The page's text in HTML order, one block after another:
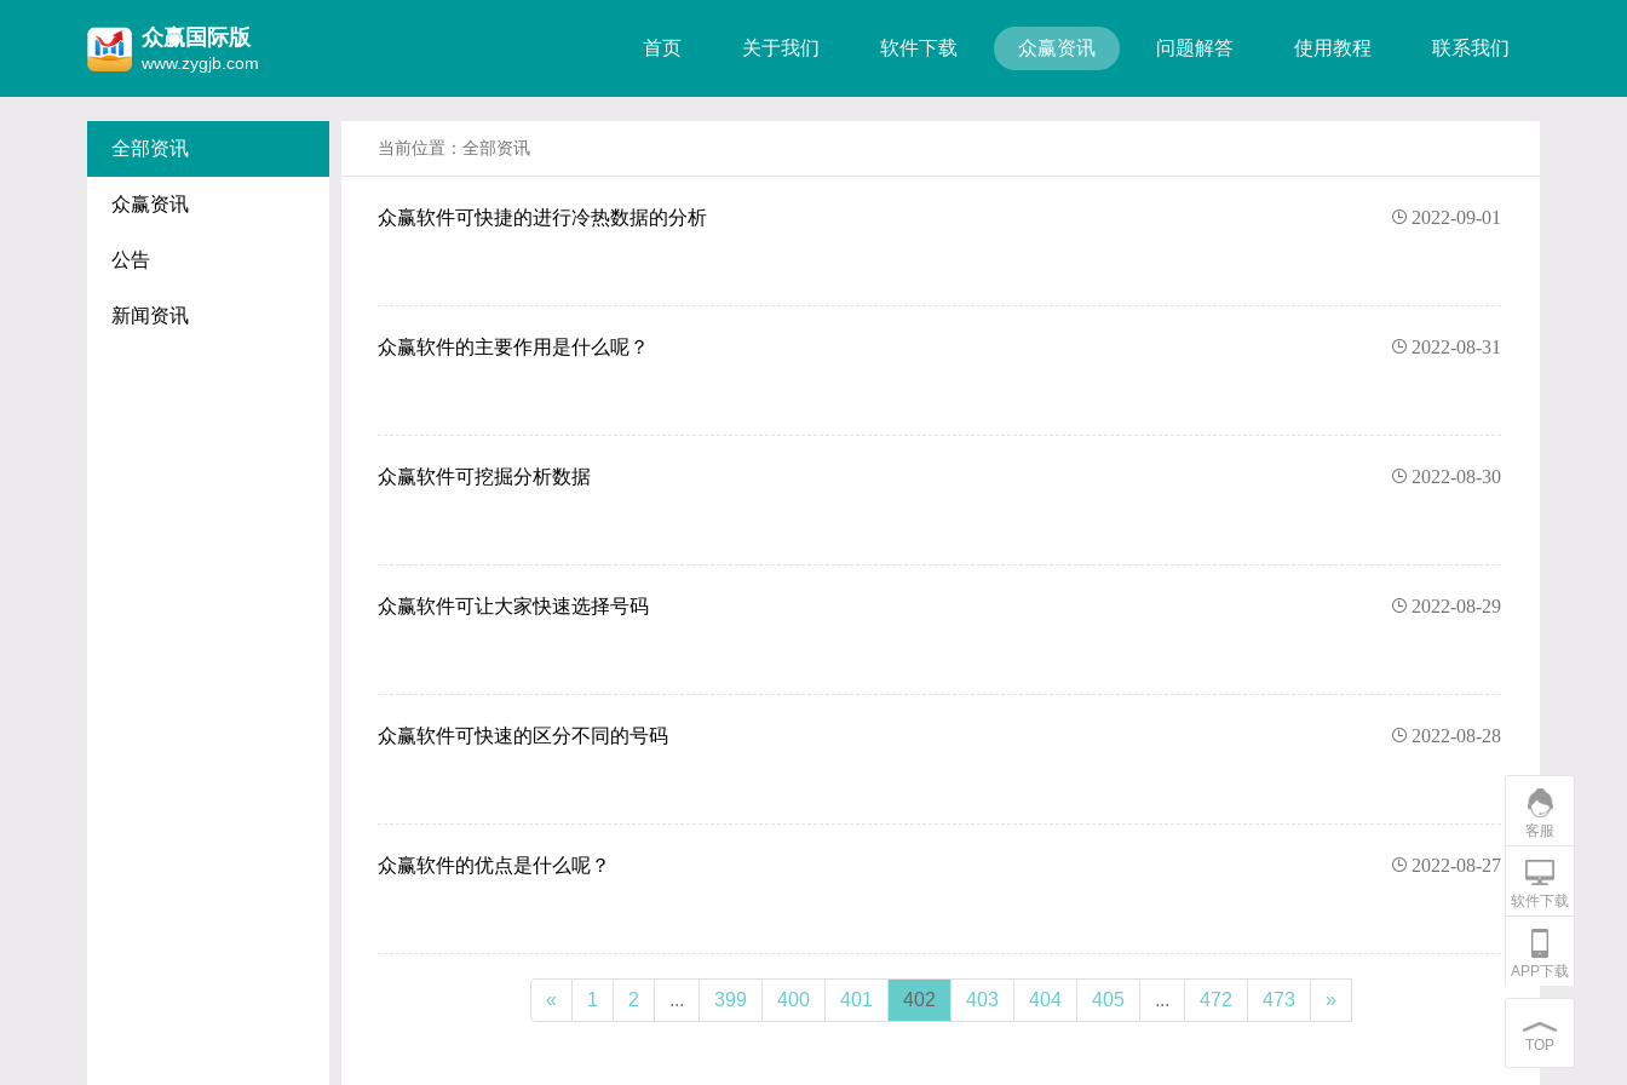
众赢国际版
www.zygjb.com
首页 关于我们 软件下载 众赢资讯 问题解答 使用教程 联系我们
全部资讯
众赢资讯
公告
新闻资讯
当前位置： 全部资讯
众赢软件可快捷的进行冷热数据的分析 2022-09-01
众赢软件的主要作用是什么呢？ 2022-08-31
众赢软件可挖掘分析数据 2022-08-30
众赢软件可让大家快速选择号码 2022-08-29
众赢软件可快速的区分不同的号码 2022-08-28
众赢软件的优点是什么呢？ 2022-08-27
« 1 2 ... 399 400 401 402 403 404 405 ... 472 473 »
客服
软件下载
APP下载
TOP